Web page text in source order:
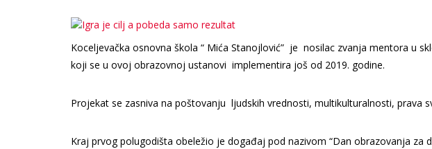
Koceljevačka osnovna škola “ Mića Stanojlović” je nosilac zvanja mentora u
koji se u ovoj obrazovnoj ustanovi implementira još od 2019. godine.
Projekat se zasniva na poštovanju ljudskih vrednosti, multikulturalnosti, prava
Kraj prvog polugodišta obeležio je događaj pod nazivom “Dan obrazovanja za